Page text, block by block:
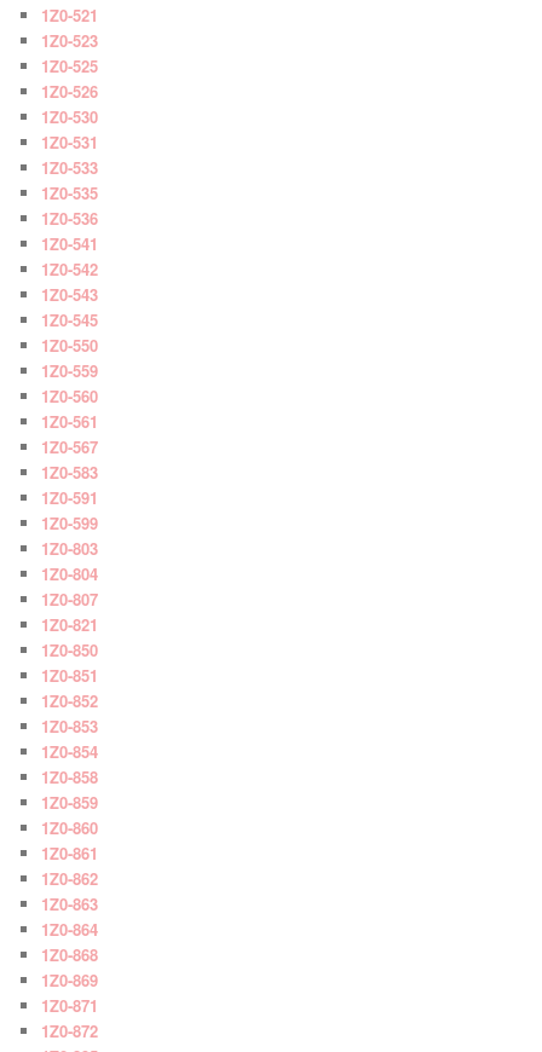
1Z0-521
1Z0-523
1Z0-525
1Z0-526
1Z0-530
1Z0-531
1Z0-533
1Z0-535
1Z0-536
1Z0-541
1Z0-542
1Z0-543
1Z0-545
1Z0-550
1Z0-559
1Z0-560
1Z0-561
1Z0-567
1Z0-583
1Z0-591
1Z0-599
1Z0-803
1Z0-804
1Z0-807
1Z0-821
1Z0-850
1Z0-851
1Z0-852
1Z0-853
1Z0-854
1Z0-858
1Z0-859
1Z0-860
1Z0-861
1Z0-862
1Z0-863
1Z0-864
1Z0-868
1Z0-869
1Z0-871
1Z0-872